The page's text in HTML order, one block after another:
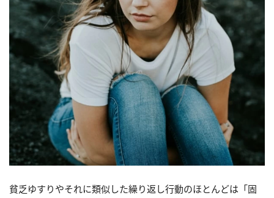
貧乏ゆすりやそれに類似した繰り返し行動のほとんどは「固